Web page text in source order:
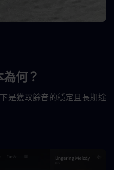
何？
是獲取餘音的穩定且長期途